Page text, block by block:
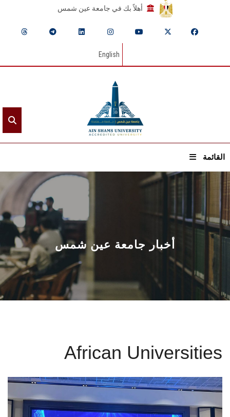
أهلاً بك في جامعة عين شمس
English
القائمة
الرئيسيـة
عن الجامعة
القطاعـات
الشئون الأكاديمية
البحث العلمي
الأنظمة الذكية
الإعلام
أخبار جامعة عين شمس
African Universities